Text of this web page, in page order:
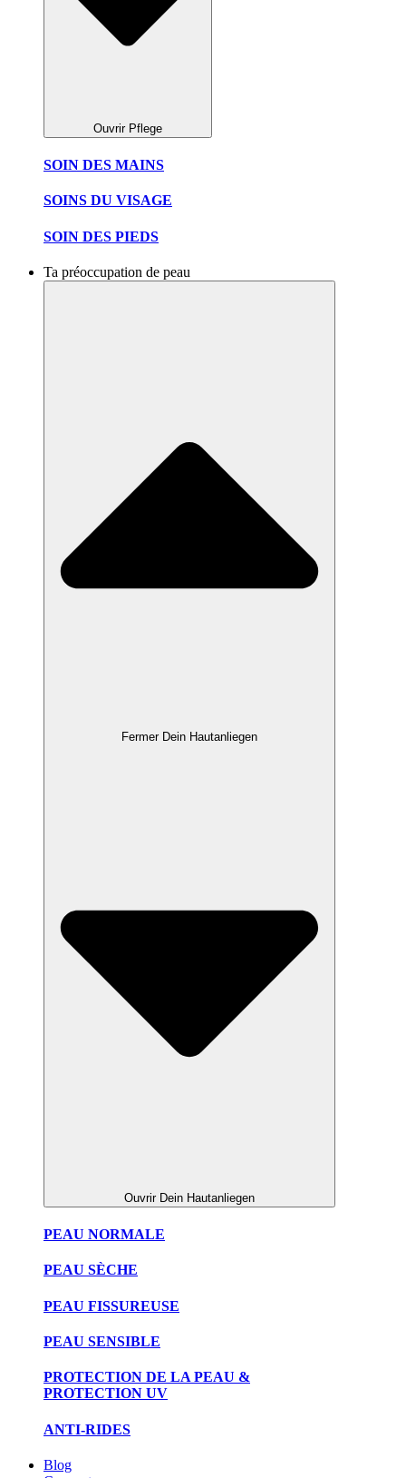
Ouvrir Pflege
SOIN DES MAINS
SOINS DU VISAGE
SOIN DES PIEDS
Ta préoccupation de peau
Fermer Dein Hautanliegen
Ouvrir Dein Hautanliegen
PEAU NORMALE
PEAU SÈCHE
PEAU FISSUREUSE
PEAU SENSIBLE
PROTECTION DE LA PEAU &
PROTECTION UV
ANTI-RIDES
Blog